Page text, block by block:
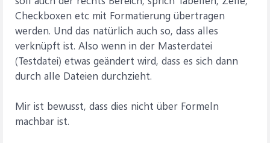
Checkboxen etc mit Formatierung übertragen
werden. Und das natürlich auch so, dass alles
verknüpft ist. Also wenn in der Masterdatei
(Testdatei) etwas geändert wird, dass es sich dann
durch alle Dateien durchzieht.
Mir ist bewusst, dass dies nicht über Formeln
machbar ist.